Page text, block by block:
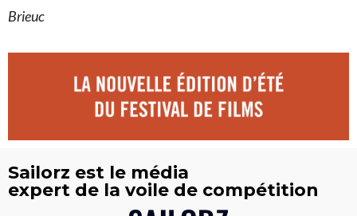
Brieuc
Sailorz est le média
expert de la voile de compétition